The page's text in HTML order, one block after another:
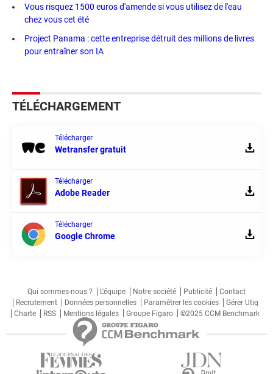
Vous risquez 1500 euros d'amende si vous utilisez de l'eau
chez vous cet été
Project Panama : cette entreprise détruit des millions de livres
pour entraîner son IA
TÉLÉCHARGEMENT
Télécharger
Wetransfer gratuit
Télécharger
Adobe Reader
Télécharger
Google Chrome
Qui sommes-nous ? L'équipe Notre société Publicité
Contact
Recrutement
Données personnelles Paramétrer les cookies
Gérer Utiq
Charte
RSS Mentions légales Groupe Figaro ©2025 CCM Benchmark